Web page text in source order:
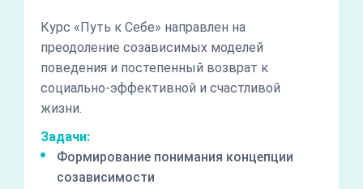
Курс «Путь к Себе» направлен на
преодоление созависимых моделей
поведения и постепенный возврат к
социально-эффективной и счастливой
жизни.
Задачи:
Формирование понимания концепции
созависимости